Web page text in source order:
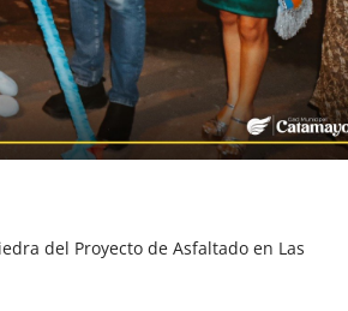
del Proyecto de Asfaltado en Las